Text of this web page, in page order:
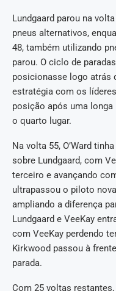
Lundgaard parou na
pneus alternativos,
48, também utilizando
parou. O ciclo de
posicionasse logo atrás
estratégia com os
posição após uma
o quarto lugar.
Na volta 55, O’Ward
sobre Lundgaard, com
terceiro e avançando
ultrapassou o piloto
ampliando a diferença
Lundgaard e VeeKay
com VeeKay perdendo
Kirkwood passou à
parada.
Com 25 voltas restantes,